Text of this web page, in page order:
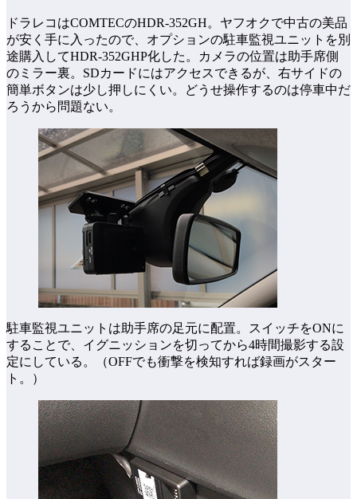
ドラレコはCOMTECのHDR-352GH。ヤフオクで中古の美品
が安く手に入ったので、オプションの駐車監視ユニットを別
途購入してHDR-352GHP化した。カメラの位置は助手席側
のミラー裏。SDカードにはアクセスできるが、右サイドの
簡単ボタンは少し押しにくい。どうせ操作するのは停車中だ
ろうから問題ない。
駐車監視ユニットは助手席の足元に配置。スイッチをONに
することで、イグニッションを切ってから4時間撮影する設
定にしている。（OFFでも衝撃を検知すれば録画がスター
ト。）